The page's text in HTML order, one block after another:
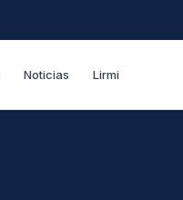
Noticias Lirmi